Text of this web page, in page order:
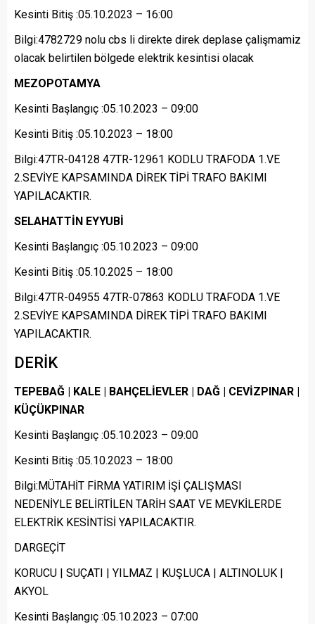
Kesinti Bitiş :05.10.2023 – 16:00
Bilgi:4782729 nolu cbs li direkte direk deplase çalişmamiz
olacak belirtilen bölgede elektrik kesintisi olacak
MEZOPOTAMYA
Kesinti Başlangıç :05.10.2023 – 09:00
Kesinti Bitiş :05.10.2023 – 18:00
Bilgi:47TR-04128 47TR-12961 KODLU TRAFODA 1.VE
2.SEVİYE KAPSAMINDA DİREK TİPİ TRAFO BAKIMI
YAPILACAKTIR.
SELAHATTİN EYYUBİ
Kesinti Başlangıç :05.10.2023 – 09:00
Kesinti Bitiş :05.10.2025 – 18:00
Bilgi:47TR-04955 47TR-07863 KODLU TRAFODA 1.VE
2.SEVİYE KAPSAMINDA DİREK TİPİ TRAFO BAKIMI
YAPILACAKTIR.
DERİK
TEPEBAĞ | KALE | BAHÇELİEVLER | DAĞ | CEVİZPINAR |
KÜÇÜKPINAR
Kesinti Başlangıç :05.10.2023 – 09:00
Kesinti Bitiş :05.10.2023 – 18:00
Bilgi:MÜTAHİT FİRMA YATIRIM İŞİ ÇALIŞMASI
NEDENİYLE BELİRTİLEN TARİH SAAT VE MEVKİLERDE
ELEKTRİK KESİNTİSİ YAPILACAKTIR.
DARGEÇİT
KORUCU | SUÇATI | YILMAZ | KUŞLUCA | ALTINOLUK |
AKYOL
Kesinti Başlangıç :05.10.2023 – 07:00